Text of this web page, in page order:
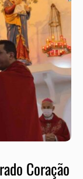
Coração